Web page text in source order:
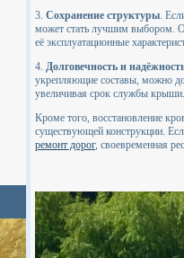
3. Сохранение структуры.
может стать лучшим выбором.
её эксплуатационные
4. Долговечность и
укрепляющие составы, можно
увеличивая срок службы крыши.
Кроме того, восстановление
существующей конструкции.
ремонт дорог, своевременная